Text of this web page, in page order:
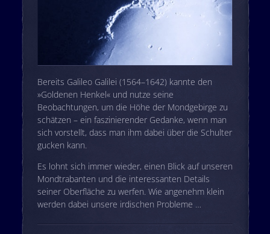
Bereits Galileo Galilei (1564–1642) kannte den
»Goldenen Henkel« und nutze seine
Beobachtungen, um die Höhe der Mondgebirge zu
schätzen – ein faszinierender Gedanke, wenn man
sich vorstellt, dass man ihm dabei über die Schulter
gucken kann.
Es lohnt sich immer wieder, einen Blick auf unseren
Mondtrabanten und die interessanten Details
seiner Oberfläche zu werfen. Wie angenehm klein
werden dabei unsere irdischen Probleme …